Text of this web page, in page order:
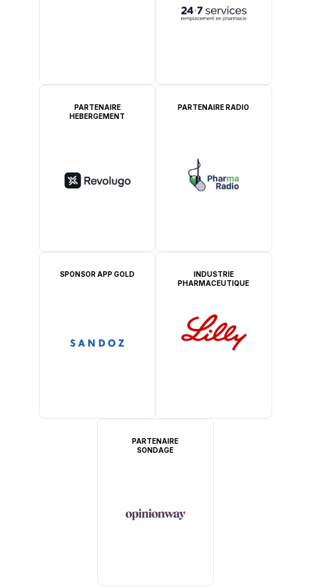
PARTENAIRE
HEBERGEMENT
PARTENAIRE RADIO
SPONSOR APP GOLD
INDUSTRIE
PHARMACEUTIQUE
PARTENAIRE
SONDAGE